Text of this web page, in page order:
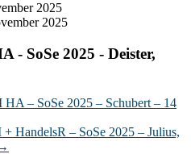
2025
2025
- SoSe 2025 - Deister,
– SoSe 2025 – Schubert – 14
HandelsR – SoSe 2025 – Julius,